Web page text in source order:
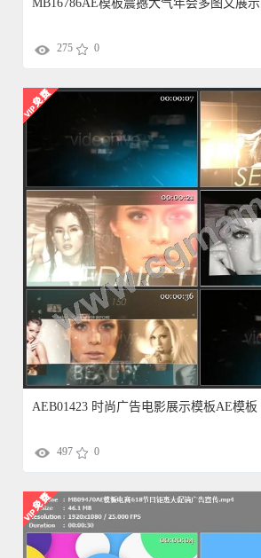
MB16786AE模板震撼大气年会多图文展示
275 0
AEB01423 时尚广告电影展示模板AE模板
497 0